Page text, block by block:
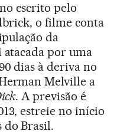
escrito pelo
o filme conta
da
atacada por uma
dias à deriva no
Melville a
. A previsão é
estreie no início
do Brasil.